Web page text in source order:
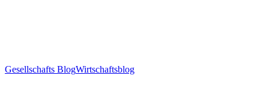
Gesellschafts BlogWirtschaftsblog